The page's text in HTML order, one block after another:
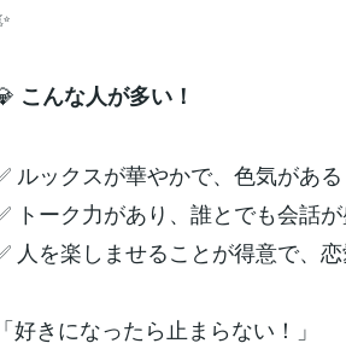
こんな人が多い！
ルックスが華やかで、色気がある
トーク力があり、誰とでも会話
人を楽しませることが得意で、
「好きになったら止まらない！」